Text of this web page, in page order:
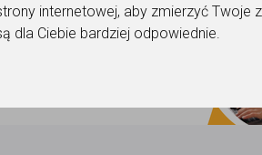
internetowej, aby zmierzyć Twoje
dla Ciebie bardziej odpowiednie.